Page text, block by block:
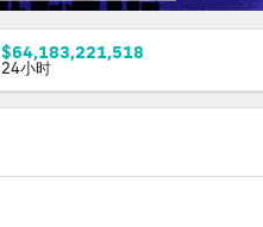
$64,183,221,518
24小时